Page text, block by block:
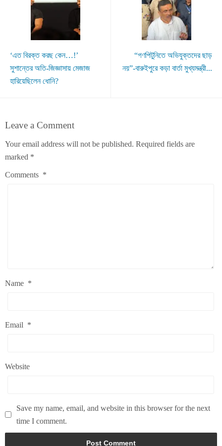
‘এত বিরক্ত করছ কেন…!’
সুশান্তের অতি-জিজ্ঞাসায় মেজাজ
হারিয়েছিলেন ধোনি?
“গণপিটুনিতে অভিযুক্তদের ছাড়
নয়”-বারুইপুরে কড়া বার্তা মুখ্যমন্ত্রী...
Leave a Comment
Your email address will not be published. Required fields are
marked *
Comments *
Name *
Email *
Website
Save my name, email, and website in this browser for the next
time I comment.